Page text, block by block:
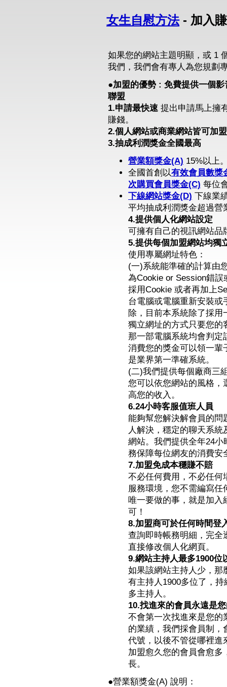
女生自慰方法- 加入
如果您的網站主題明顯，或 1
我們，我們會有專人為您規劃
●加盟的優勢 : 免費提供一個
聯盟
1.申請最快速 提出申請馬上擁
賺錢。
2.個人網站或商業網站皆可加盟
3.抽成利潤獎金全國最高
營業額獎金(A) 15%以上
全國首創以有效會員數獎
次購買會員獎金(C) 每位
下線網站獎金(D) 下線業
平均抽成利潤獎金超過營
4.提供個人化網站設定
可擁有自己的視訊網站品
5.提供每個加盟網站均獨
使用專屬網址特色：
(一)系統能準確的計算由
為Cookie or Session錯
採用Cookie 或者再加上
台電腦或電腦重新安裝或
除，目前本系統除了採
獨立網址的方式只要您的
那一部電腦系統均會判定
消費您的獎金可以領一輩
是業界第一準確系統。
(二)我們提供每個廠商三
您可以依您網站的風格，
高您的收入。
6.24小時客服值班人員
能夠幫您解決解會員的問
人解決，穩定的聊天系
網站。我們提供全年24
務保障每位網友的消費安
7.加盟免成本穩賺不賠
不必任何費用，不必任何
服務環境，您不需編寫
唯一要做的事，就是加入
可！
8.加盟商可於任何時間登
查詢即時帳務明細，完全
直接修改個人化網頁。
9.網站主持人最多1900位
如果該網站主持人少，那
有主持人1900多位了，
多主持人。
10.找進來的會員永遠是
不會第一次找進來是您的
的業績，我們採會員制
代號，以後不管從哪裡進
加盟愈久您的會員會愈
長。
●營業額獎金(A) 說明：